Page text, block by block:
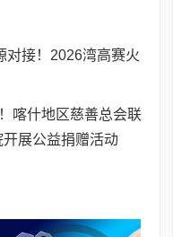
对接！2026湾高赛火
喀什地区慈善总会联
展公益捐赠活动